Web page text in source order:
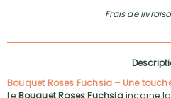
Frais de
Bouquet Roses Fuchsia – Une